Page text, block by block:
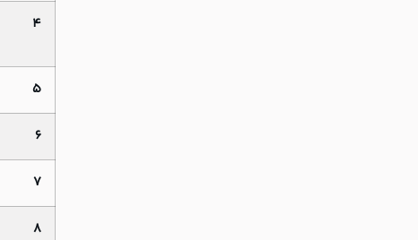
۴
۵
۶
۷
۸